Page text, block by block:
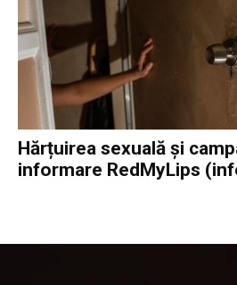
Hărțuirea sexuală și
informare RedMyLips